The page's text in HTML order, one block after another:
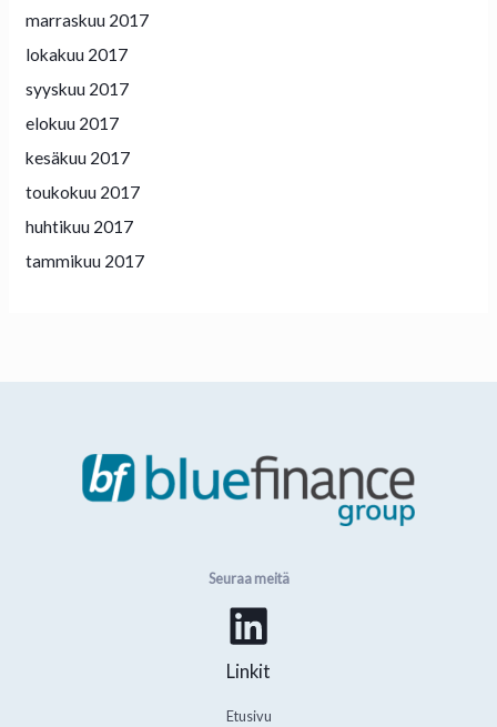
marraskuu 2017
lokakuu 2017
syyskuu 2017
elokuu 2017
kesäkuu 2017
toukokuu 2017
huhtikuu 2017
tammikuu 2017
Seuraa meitä
Linkit
Etusivu